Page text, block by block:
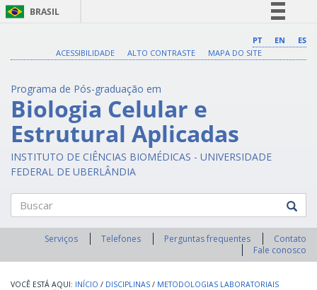
BRASIL
Comunica BR
Legislação
Canais
PT EN
ES
ACESSIBILIDADE
ALTO CONTRASTE MAPA DO SITE
Programa de Pós-graduação em
Biologia Celular e
Estrutural Aplicadas
INSTITUTO DE CIÊNCIAS BIOMÉDICAS - UNIVERSIDADE
FEDERAL DE UBERLÂNDIA
Buscar
Serviços Telefones Perguntas frequentes
Contato
Fale conosco
INÍCIO / DISCIPLINAS / METODOLOGIAS LABORATORIAIS